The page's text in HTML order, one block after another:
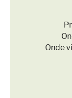
Onde